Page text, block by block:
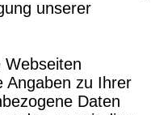
unserer
Webseiten
Angaben zu Ihrer
Daten